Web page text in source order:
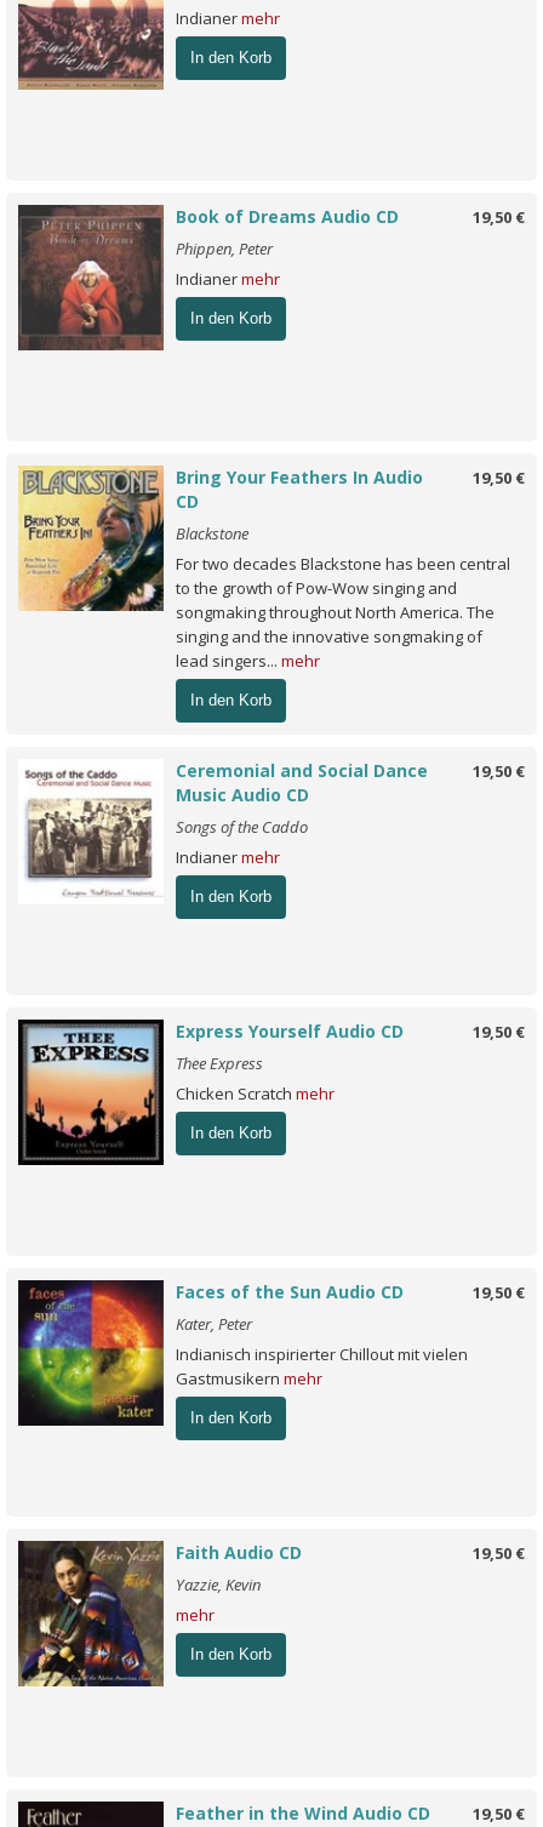
Indianermehr
In den Korb
19,50 €
Book of Dreams Audio CD
Phippen, Peter
Indianermehr
In den Korb
19,50 €
Bring Your Feathers In Audio
CD
Blackstone
For two decades Blackstone has been central
to the growth of Pow-Wow singing and
songmaking throughout North America. The
singing and the innovative songmaking of
lead singers... mehr
In den Korb
19,50 €
Ceremonial and Social Dance
Music Audio CD
Songs of the Caddo
Indianermehr
In den Korb
19,50 €
Express Yourself Audio CD
Thee Express
Chicken Scratch mehr
In den Korb
19,50 €
Faces of the Sun Audio CD
Kater, Peter
Indianisch inspirierter Chillout mit vielen
Gastmusikern mehr
In den Korb
19,50 €
Faith Audio CD
Yazzie, Kevin
mehr
In den Korb
19,50 €
Feather in the Wind Audio CD